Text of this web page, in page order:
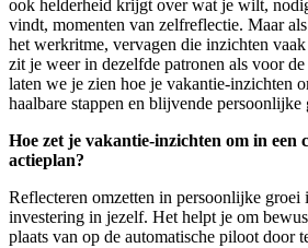
ook helderheid krijgt over wat je wilt,
vindt, momenten van zelfreflectie. Maar
het werkritme, vervagen die inzichten
zit je weer in dezelfde patronen als voor
laten we je zien hoe je vakantie-inzichten
haalbare stappen en blijvende persoonlijke
Hoe zet je vakantie-inzichten om in een
actieplan?
Reflecteren omzetten in persoonlijke groei
investering in jezelf. Het helpt je om
plaats van op de automatische piloot door